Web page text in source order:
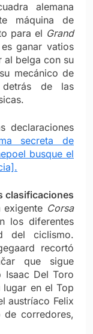
alemana
máquina de
para el Grand
ganar vatios
al belga con su
mecánico de
de las
declaraciones
secreta de
busque el
clasificaciones
exigente Corsa
los diferentes
del ciclismo.
recortó
que sigue
Isaac Del Toro
en el Top
austríaco Felix
de corredores,